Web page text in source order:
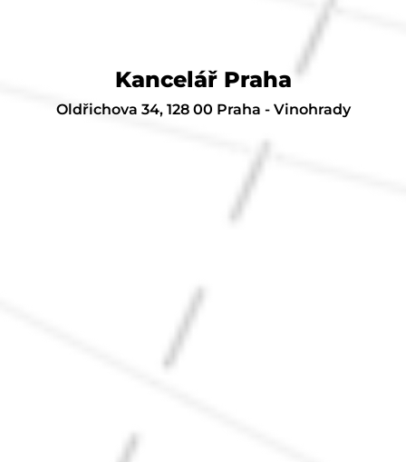
Kancelář Praha
Oldřichova 34, 128 00 Praha - Vinohrady